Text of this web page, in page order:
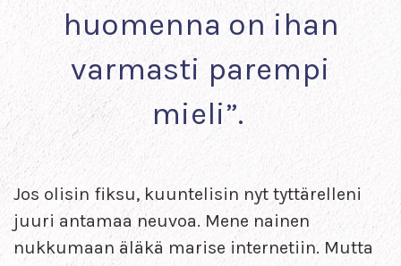
huomenna on ihan
varmasti parempi
mieli”.
Jos olisin fiksu, kuuntelisin nyt tyttärelleni
juuri antamaa neuvoa. Mene nainen
nukkumaan äläkä marise internetiin. Mutta